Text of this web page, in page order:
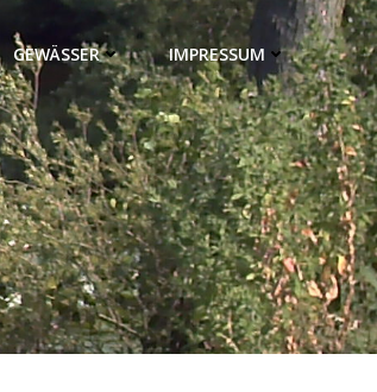
GEWÄSSER IMPRESSUM